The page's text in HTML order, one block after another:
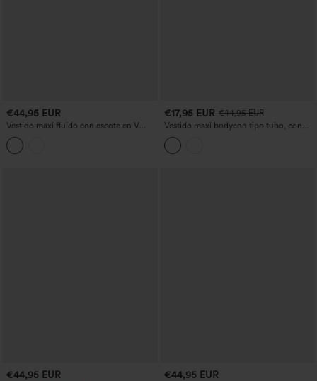
€44,95 EUR
Vestido maxi fluido con escote en V
profundo, mangas con volantes,
abertura, sujetador incorporado y
bolsillos para damas de honor e
€17,95 EUR €44,95 EUR
Vestido maxi bodycon tipo tubo, con
lazo delantero, corte sirena, en
terciopelo y malla
€44,95 EUR €44,95 EUR